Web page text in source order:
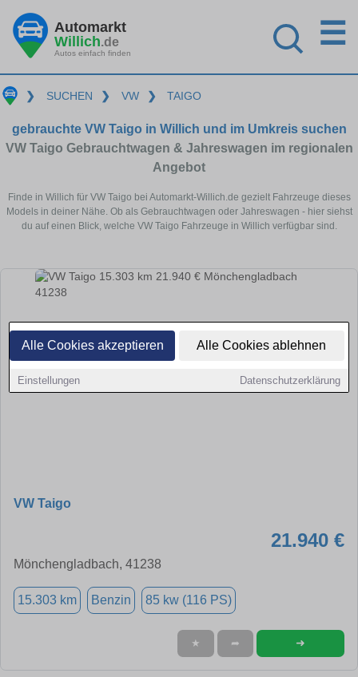
Alle Cookies akzeptieren Alle Cookies ablehnen
Einstellungen Datenschutzerklärung
Automarkt
Willich.de
Autos einfach finden
☰
❯ SUCHEN ❯ VW ❯ TAIGO
gebrauchte VW Taigo in Willich und im Umkreis suchen
VW Taigo Gebrauchtwagen & Jahreswagen im regionalen
Angebot
Finde in Willich für VW Taigo bei Automarkt-Willich.de gezielt Fahrzeuge dieses
Models in deiner Nähe. Ob als Gebrauchtwagen oder Jahreswagen - hier siehst
du auf einen Blick, welche VW Taigo Fahrzeuge in Willich verfügbar sind.
VW Taigo
21.940 €
Mönchengladbach, 41238
15.303 km Benzin 85 kw (116 PS)
★ ➦ ➜